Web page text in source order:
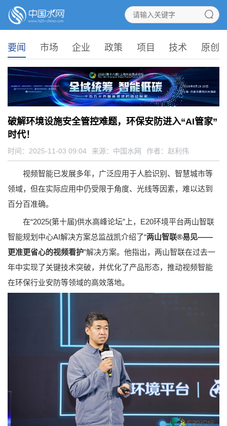
要闻 市场 企业 政策 项目 技术 原创
破解环境设施安全管控难题，环保安防进入“AI管家”
时代！
时间：2025-11-03 09:04 来源： 中国水网 作者：赵利伟
视频智能已发展多年，广泛应用于人脸识别、智慧城市等
领域，但在实际应用中仍受限于角度、光线等因素，难以达到
百分百准确。
在“2025(第十届)供水高峰论坛”上，E20环境平台两山智联
智能规划中心AI解决方案总监战凯介绍了“两山智联®易见——
更准更省心的视频看护”解决方案。他指出，两山智联在过去一
年中实现了关键技术突破，并优化了产品形态，推动视频智能
在环保行业安防等领域的高效落地。